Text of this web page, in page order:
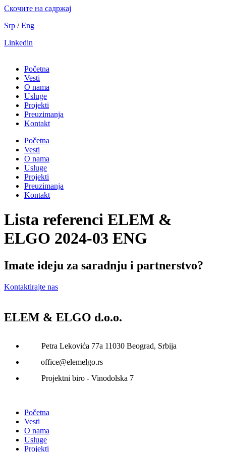
Скочите на садржај
Srp /Eng
Linkedin
Početna
Vesti
O nama
Usluge
Projekti
Preuzimanja
Kontakt
Početna
Vesti
O nama
Usluge
Projekti
Preuzimanja
Kontakt
Lista referenci ELEM &
ELGO 2024-03 ENG
Imate ideju za saradnju i partnerstvo?
Kontaktirajte nas
ELEM & ELGO d.o.o.
Petra Lekovića 77а 11030 Beograd, Srbija
office@elemelgo.rs
Projektni biro - Vinodolska 7
Početna
Vesti
O nama
Usluge
Projekti